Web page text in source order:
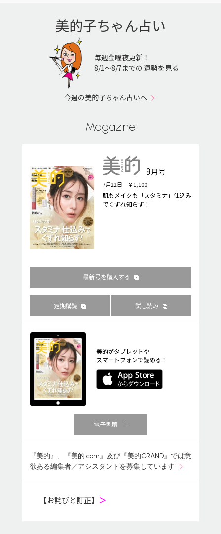
美的子ちゃん占い
毎週金曜夜更新！
8/1〜8/7までの 運勢を見る
今週の美的子ちゃん占いへ
Magazine
9月号
7月22日 ￥1,100
肌もメイクも「スタミナ」仕込み
でくずれ知らず！
最新号を購入する
定期購読 試し読み
美的がタブレットや
スマートフォンで読める！
電子書籍
『美的』、『美的.com』及び『美的GRAND』では意
欲ある編集者／アシスタントを募集しています
【お詫びと訂正】 ＞